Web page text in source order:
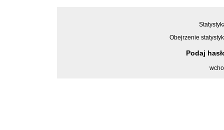
Obejrzenie
Podaj